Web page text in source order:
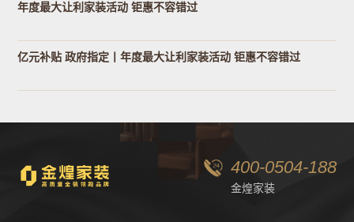
年度最大让利家装活动 钜惠不容错过
亿元补贴 政府指定丨年度最大让利家装活动 钜惠不容错过
400-0504-188
金煌家装